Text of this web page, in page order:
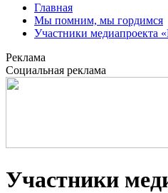
Главная
Мы помним, мы гордимся
Участники медиапроекта
Реклама
Социальная реклама
Участники